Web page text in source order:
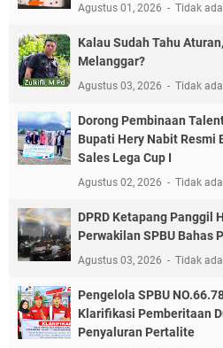
Agustus 01, 2026 Tidak
Kalau Sudah Tahu
Melanggar?
Agustus 03, 2026 Tidak
Dorong Pembinaan
Bupati Hery Nabit Resmi
Sales Lega Cup I
Agustus 02, 2026 Tidak
DPRD Ketapang Panggil
Perwakilan SPBU Bahas
Agustus 03, 2026 Tidak
Pengelola SPBU
Klarifikasi Pemberitaan
Penyaluran Pertalite